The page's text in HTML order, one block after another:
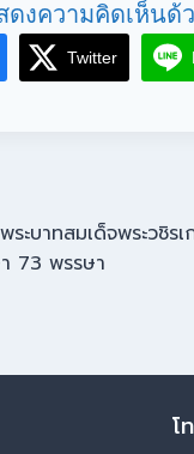
งความคิดเห็นด้ว
Twitter
ะบาทสมเด็จพระวชิร
73 พรรษา
โ